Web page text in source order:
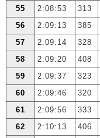
55
2:08:53 313
56
2:09:13 385
57
2:09:14 328
58
2:09:20 408
59
2:09:37 323
60
2:09:46 320
61
2:09:56 333
62
2:10:13 406